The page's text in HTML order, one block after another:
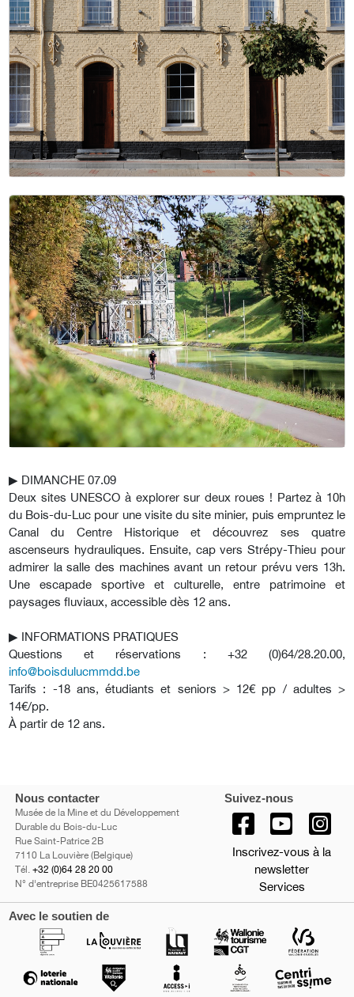
▶︎ DIMANCHE 07.09
Deux sites UNESCO à explorer sur deux roues ! Partez à 10h
du Bois-du-Luc pour une visite du site minier, puis empruntez le
Canal du Centre Historique et découvrez ses quatre
ascenseurs hydrauliques. Ensuite, cap vers Strépy-Thieu pour
admirer la salle des machines avant un retour prévu vers 13h.
Une escapade sportive et culturelle, entre patrimoine et
paysages fluviaux, accessible dès 12 ans.
▶︎ INFORMATIONS PRATIQUES
Questions et réservations : +32 (0)64/28.20.00,
info@boisdulucmmdd.be
Tarifs : -18 ans, étudiants et seniors > 12€ pp / adultes >
14€/pp.
À partir de 12 ans.
Nous contacter
Musée de la Mine et du Développement
Durable du Bois-du-Luc
Rue Saint-Patrice 2B
7110 La Louvière (Belgique)
Tél. +32 (0)64 28 20 00
N° d'entreprise BE0425617588
Suivez-nous
Inscrivez-vous à la
newsletter
Services
Avec le soutien de